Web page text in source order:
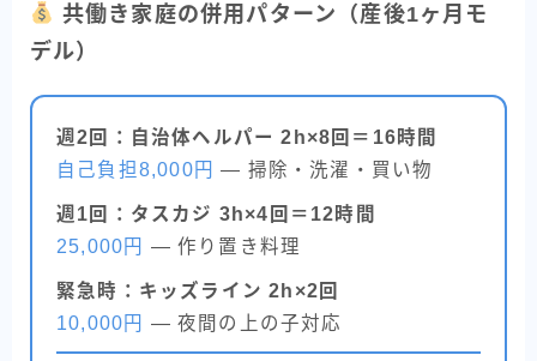
共働き家庭の併用パターン（産後1ヶ月モ
デル）
週2回：自治体ヘルパー 2h×8回＝16時間
自己負担8,000円 — 掃除・洗濯・買い物
週1回：タスカジ 3h×4回＝12時間
25,000円 — 作り置き料理
緊急時：キッズライン 2h×2回
10,000円 — 夜間の上の子対応